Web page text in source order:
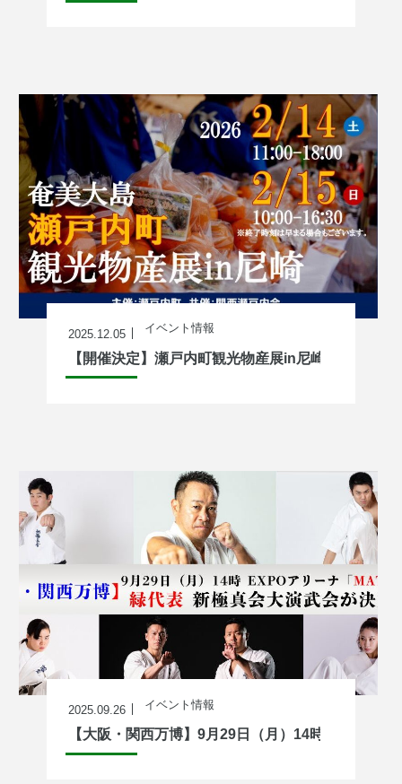
イベント情報
【開催決定】瀬戸内町観光物産展in尼崎2026
2025.12.05
イベント情報
【大阪・関西万博】9月29日（月）14時 EXPOア
2025.09.26